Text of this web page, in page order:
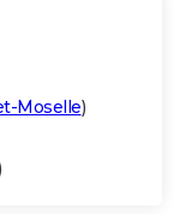
Moselle)